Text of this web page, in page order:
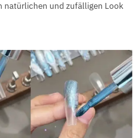
natürlichen und zufälligen Look